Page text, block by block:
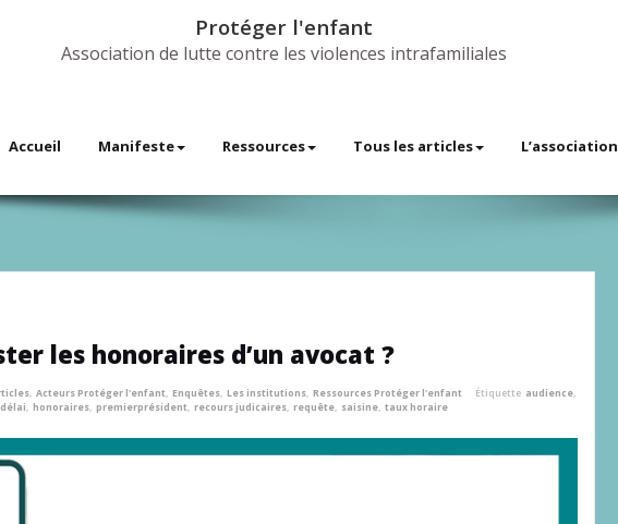
Protéger l'enfant
Association de lutte contre les violences intrafamiliales
Accueil Manifeste Ressources Tous les articles L’association
les honoraires d’un avocat ?
, Acteurs Protéger l'enfant, Enquêtes, Les institutions, Ressources Protéger l'enfant Étiquette audience,
délai, honoraires, premierprésident, recours judicaires, requête, saisine, taux horaire